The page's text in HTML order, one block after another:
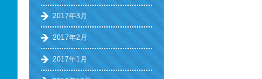
2017年3月
2017年2月
2017年1月